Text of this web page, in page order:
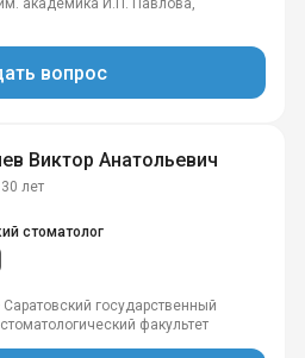
академика И.П. Павлова,
вопрос
Виктор Анатольевич
30 лет
стоматолог
государственный
факультет